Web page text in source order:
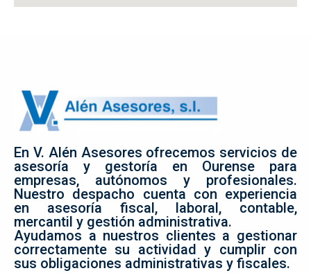
En V. Alén Asesores ofrecemos servicios de
asesoría y gestoría en Ourense para
empresas, autónomos y profesionales.
Nuestro despacho cuenta con experiencia
en asesoría fiscal, laboral, contable,
mercantil y gestión administrativa.
Ayudamos a nuestros clientes a gestionar
correctamente su actividad y cumplir con
sus obligaciones administrativas y fiscales.